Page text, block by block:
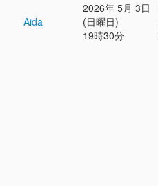
Aida
2026年 5月 3日
(日曜日)
19時30分